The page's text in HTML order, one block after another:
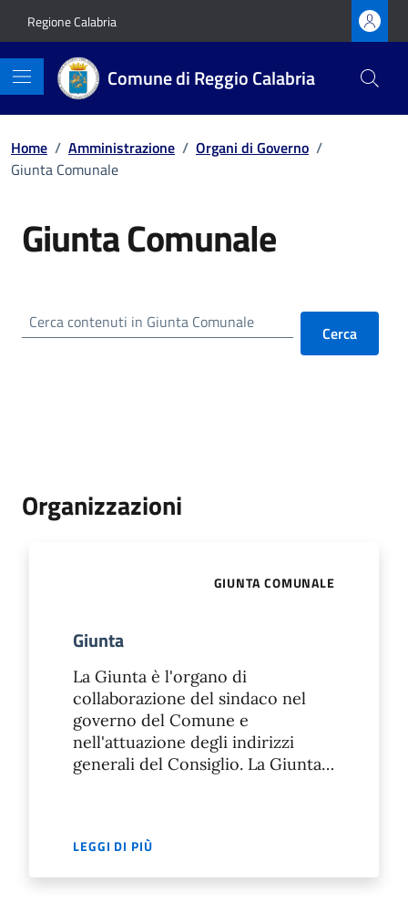
Regione Calabria
Comune di Reggio Calabria
Home / Amministrazione / Organi di Governo /
Giunta Comunale
Giunta Comunale
Cerca contenuti in Giunta Comunale
Cerca
Organizzazioni
GIUNTA COMUNALE
Giunta
La Giunta è l'organo di
collaborazione del sindaco nel
governo del Comune e
nell'attuazione degli indirizzi
generali del Consiglio. La Giunta…
LEGGI DI PIÙ